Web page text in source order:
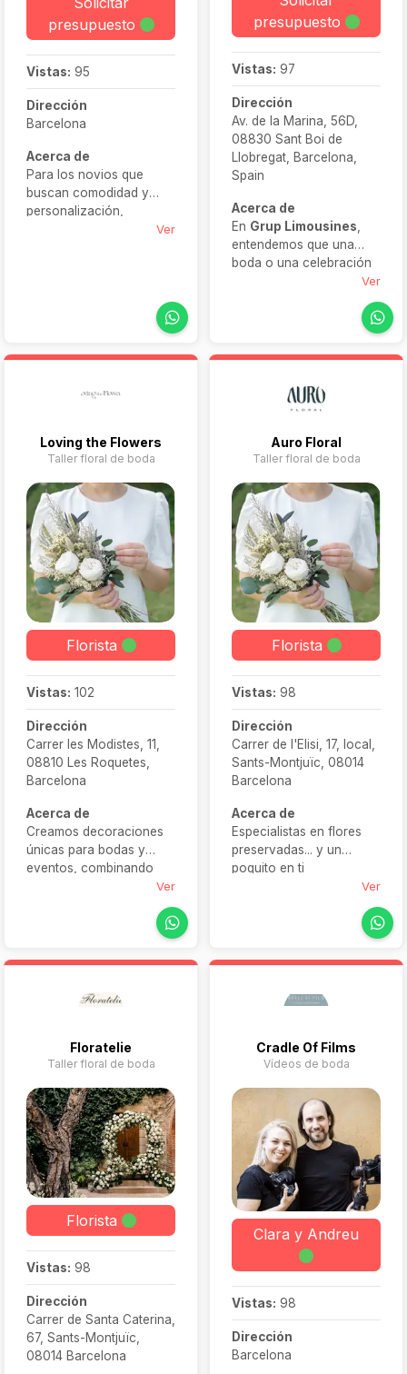
presupuesto
Vistas: 95
Dirección
Barcelona
Acerca de
Para los novios que
buscan comodidad y
personalización,
facilita la
deportivos, convertible,
llevarlos hasta vuestro
designado para mayor
Ver
presupuesto
Vistas: 97
Dirección
Av. de la Marina, 56D,
08830 Sant Boi de
Llobregat, Barcelona,
Spain
Acerca de
En Grup Limousines
entendemos que una
boda o una celebración
completamente a medida
la novia, traslado a la
ceremonia, sesión de
banquete, con
decoración floral
incluida. Con un equipo
de 75 profesionales y
una flota de más de 50
vehículos, están
disponibles las 24 horas
del día para que todo
fluya con elegancia y sin
complicaciones
Ver
Loving the Flowers
Taller floral de boda
Florista
Vistas: 102
Dirección
Carrer les Modistes, 11,
08810 Les Roquetes,
Barcelona
Acerca de
Creamos decoraciones
únicas para bodas y
eventos, combinando
creatividad, sensibilidad
trabajo va más allá de las
flores: se trata de
emocionar y acompañar
Ver
Auro Floral
Taller floral de boda
Florista
Vistas: 98
Dirección
Carrer de l'Elisi, 17, local,
Sants-Montjuïc, 08014
Barcelona
Acerca de
Especialistas en flores
preservadas... y un
poquito en ti
Ver
Floratelie
Taller floral de boda
Florista
Vistas: 98
Dirección
Carrer de Santa Caterina,
67, Sants-Montjuïc,
08014 Barcelona
Cradle Of Films
Vídeos de boda
Clara y Andreu
Vistas: 98
Dirección
Barcelona